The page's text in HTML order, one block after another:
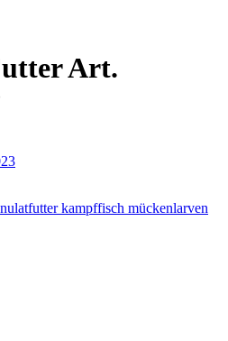
Art.
kampffisch mückenlarven